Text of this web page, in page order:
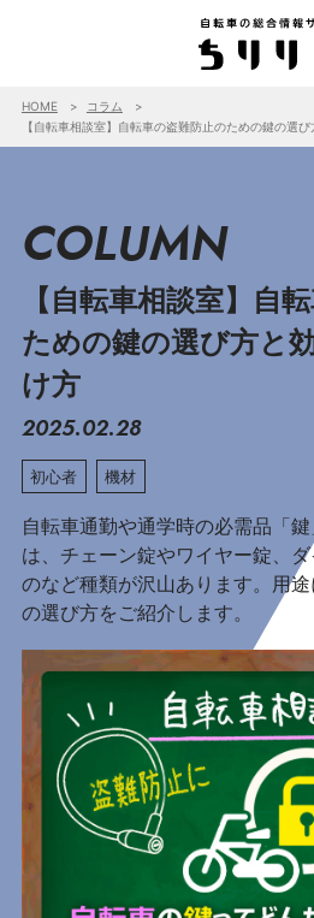
HOME
コラム
【自転車相談室】自転車の盗難防止のための鍵の選
COLUMN
【自転車相談室】自
ための鍵の選び方と
け方
2025.02.28
初心者 機材
自転車通勤や通学時の必需品「
は、チェーン錠やワイヤー錠、
のなど種類が沢山あります。用
の選び方をご紹介します。